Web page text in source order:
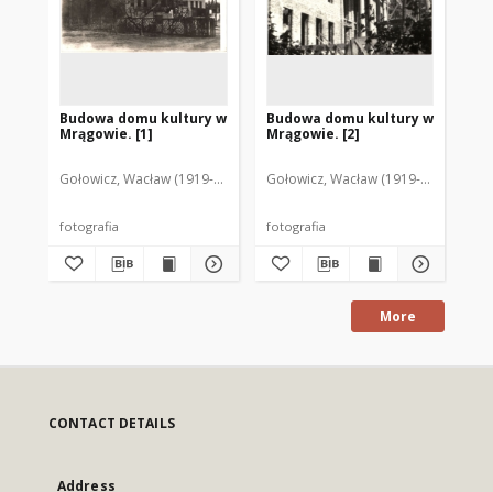
Budowa domu kultury w
Mrągowie. [1]
Gołowicz, Wacław (1919-1983). Fot.
fotografia
Budowa domu kultury w
Mrągowie. [2]
Gołowicz, Wacław (1919-1983). Fot.
fotografia
More
CONTACT DETAILS
Address